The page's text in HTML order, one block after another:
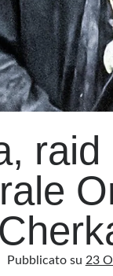
Pubblicato su 23